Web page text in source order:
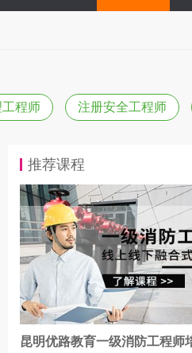
工程师 注册安全工程师
推荐课程
昆明优路教育一级消防工程师